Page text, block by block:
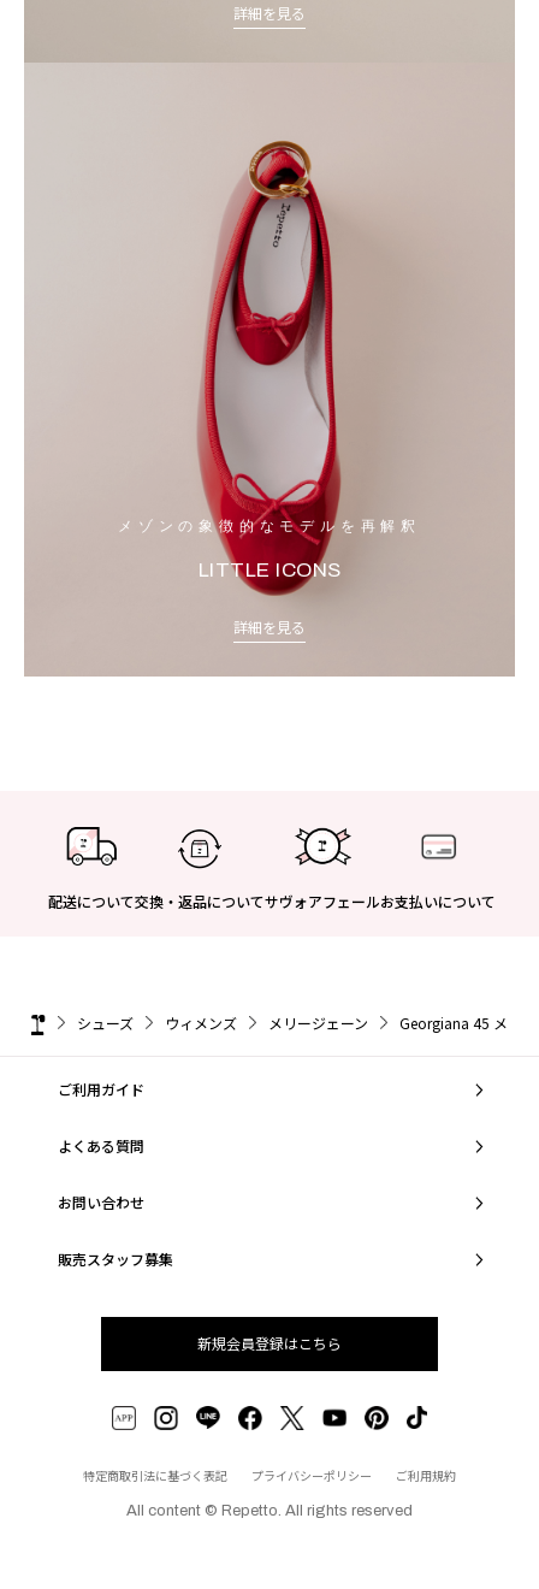
詳細を見る
メゾンの象徴的なモデルを再解釈
LITTLE ICONS
詳細を見る
配送について交換・返品についてサヴォアフェールお支払いについて
シューズ ウィメンズ メリージェーン Georgiana 45 メリ
ご利用ガイド
よくある質問
お問い合わせ
販売スタッフ募集
新規会員登録はこちら
特定商取引法に基づく表記 プライバシーポリシー ご利用規約
All content © Repetto. All rights reserved